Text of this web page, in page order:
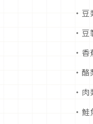
・豆
・
・香
・酪
・肉
・